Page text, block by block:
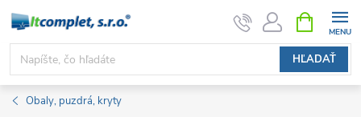
Prejsť
obsah
HĽADAŤ
KOŠÍK
Obaly, puzdrá, kryty